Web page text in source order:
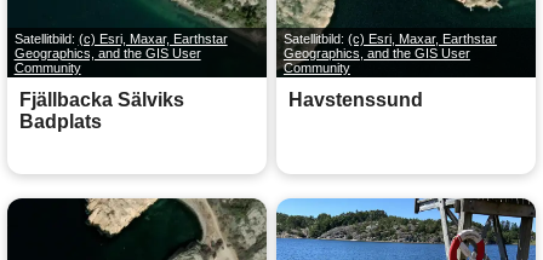
Satellitbild: (c) Esri, Maxar, Earthstar
Geographics, and the GIS User
Community
Fjällbacka Sälviks
Badplats
Satellitbild: (c) Esri, Maxar, Earthstar
Geographics, and the GIS User
Community
Havstenssund